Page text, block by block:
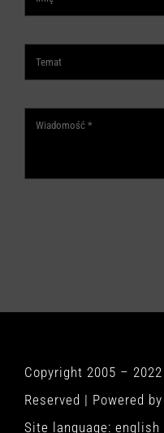
Copyright 2005 – 2022
Reserved | Powered by
Site language: english